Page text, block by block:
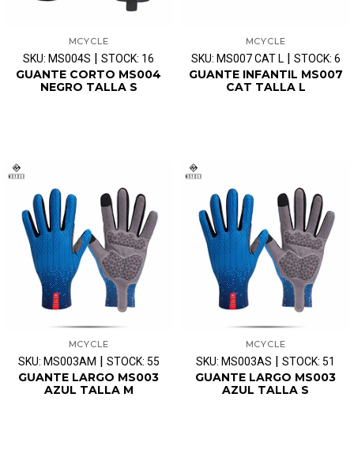
MCYCLE
SKU: MS004S | STOCK: 16
GUANTE CORTO MS004
NEGRO TALLA S
MCYCLE
SKU: MS007 CAT L| STOCK: 6
GUANTE INFANTIL MS007
CAT TALLA L
MCYCLE
SKU: MS003AM | STOCK: 55
GUANTE LARGO MS003
AZUL TALLA M
MCYCLE
SKU: MS003AS | STOCK: 51
GUANTE LARGO MS003
AZUL TALLA S